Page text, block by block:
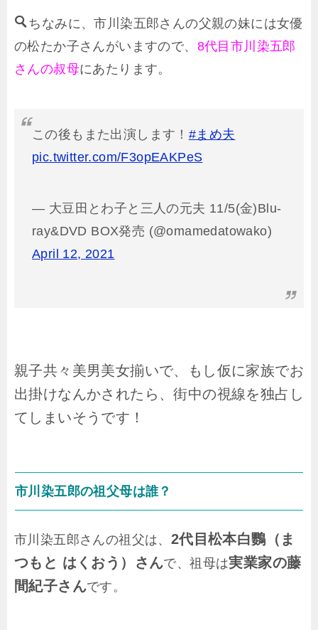
ちなみに、市川染五郎さんの父親の妹には女優
の松たか子さんがいますので、 8代目市川染五郎
さんの叔母にあたります。
この後もまた出演します！ #まめ夫
pic.twitter.com/F3opEAKPeS
— 大豆田とわ子と三人の元夫 11/5(金)Blu-
ray&DVD BOX発売 (@omamedatowako)
April 12, 2021
親子共々美男美女揃いで、もし仮に家族でお
出掛けなんかされたら、街中の視線を独占し
てしまいそうです！
市川染五郎の祖父母は誰？
市川染五郎さんの祖父は、 2代目松本白鸚（ま
つもと はくおう）さんで、祖母は実業家の藤
間紀子さんです。